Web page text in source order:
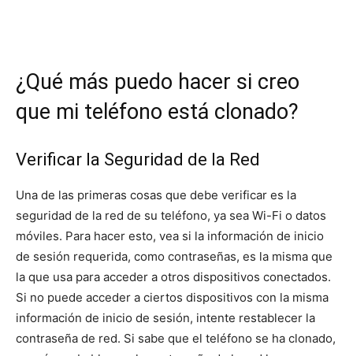
¿Qué más puedo hacer si creo
que mi teléfono está clonado?
Verificar la Seguridad de la Red
Una de las primeras cosas que debe verificar es la
seguridad de la red de su teléfono, ya sea Wi-Fi o datos
móviles. Para hacer esto, vea si la información de inicio
de sesión requerida, como contraseñas, es la misma que
la que usa para acceder a otros dispositivos conectados.
Si no puede acceder a ciertos dispositivos con la misma
información de inicio de sesión, intente restablecer la
contraseña de red. Si sabe que el teléfono se ha clonado,